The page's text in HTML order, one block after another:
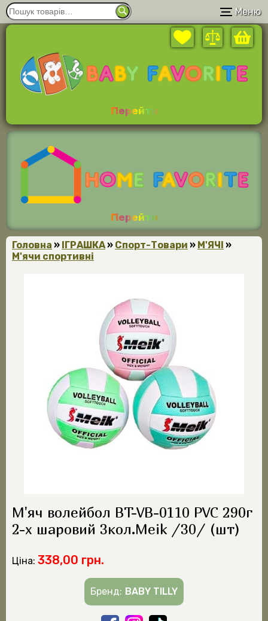
Меню
Перейти
Перейти
Головна » ІГРАШКА» Спорт-Товари » М'ЯЧІ
»
М'ячи спортивні
М'яч волейбол BT-VB-0110 PVC 290г
2-х шаровий 3кол.Meik /30/ (шт)
Ціна: 338,00 грн.
Бренд: BABY TILLY